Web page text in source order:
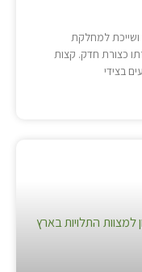
למחלקת
כצורת חדק. קצות
בצידי